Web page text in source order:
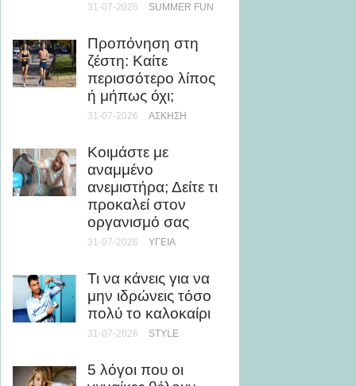
31-07-2026 SUMMER FUN
Προπόνηση στη
ζέστη: Καίτε
περισσότερο λίπος
ή μήπως όχι;
31-07-2026 ΆΣΚΗΣΗ
Κοιμάστε με
αναμμένο
ανεμιστήρα; Δείτε τι
προκαλεί στον
οργανισμό σας
31-07-2026 ΥΓΕΊΑ
Τι να κάνεις για να
μην ιδρώνεις τόσο
πολύ το καλοκαίρι
31-07-2026 STYLE
5 λόγοι που οι